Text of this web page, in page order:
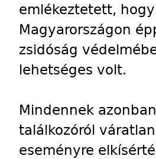
emlékeztetett,
Magyarországon
zsidóság
lehetséges volt.
Mindennek
találkozóról
eseményre